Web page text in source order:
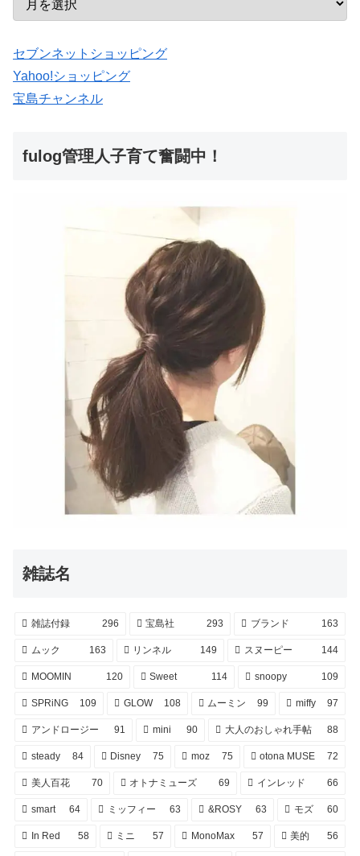
セブンネットショッピング
Yahoo!ショッピング
宝島チャンネル
fulog管理人子育て奮闘中！
雑誌名
雑誌付録 296 宝島社 293 ブランド 163
ムック 163 リンネル 149 スヌーピー 144
MOOMIN 120 Sweet 114 snoopy 109
SPRiNG 109 GLOW 108 ムーミン 99 miffy 97
アンドロージー 91 mini 90 大人のおしゃれ手帖 88
steady 84 Disney 75 moz 75 otona MUSE 72
美人百花 70 オトナミューズ 69 インレッド 66
smart 64 ミッフィー 63 &ROSY 63 モズ 60
In Red 58 ミニ 57 MonoMax 57 美的 56